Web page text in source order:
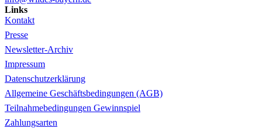
Links
Kontakt
Presse
Newsletter-Archiv
Impressum
Datenschutzerklärung
Allgemeine Geschäftsbedingungen (AGB)
Teilnahmebedingungen Gewinnspiel
Zahlungsarten